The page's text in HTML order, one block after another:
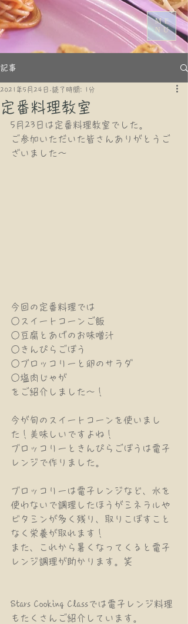
ME
NU
記事
定番料理教室
2021年5月24日 読了時間: 1分
5月23日は定番料理教室でした。
ご参加いただいた皆さんありがとうご
ざいました〜
今回の定番料理では
○スイートコーンご飯
○豆腐とあげのお味噌汁
○きんぴらごぼう
○ブロッコリーと卵のサラダ
○塩肉じゃが
をご紹介しました〜！
今が旬のスイートコーンを使いまし
た！美味しいですよね！
ブロッコリーときんぴらごぼうは電子
レンジで作りました。
ブロッコリーは電子レンジなど、水を
使わないで調理したほうがミネラルや
ビタミンが多く残り、取りこぼすこと
なく栄養が取れます！
また、これから暑くなってくると電子
レンジ調理が助かります。笑
Stars Cooking Classでは電子レンジ料理
もたくさんご紹介しています。